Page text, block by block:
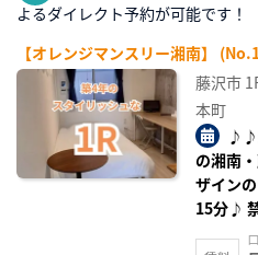
よるダイレクト予約が可能です！
【オレンジマンスリー湘南】
藤沢市
本町
♪♪
の湘南
ザイン
15分♪